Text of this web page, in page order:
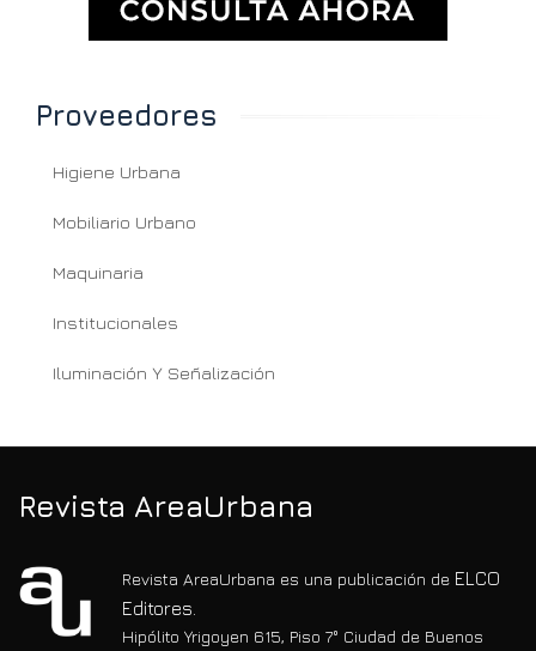
Proveedores
Higiene Urbana
Mobiliario Urbano
Maquinaria
Institucionales
Iluminación Y Señalización
Revista AreaUrbana
Revista AreaUrbana es una publicación de ELCO
Editores.
Hipólito Yrigoyen 615, Piso 7° Ciudad de Buenos